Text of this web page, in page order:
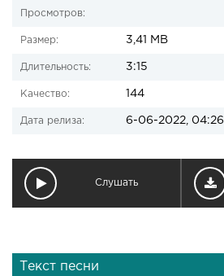
Просмотров:
Размер: 3,41 MB
Длительность: 3:15
Качество: 144
Дата релиза: 6-06-2022, 04:26
Слушать
Текст песни